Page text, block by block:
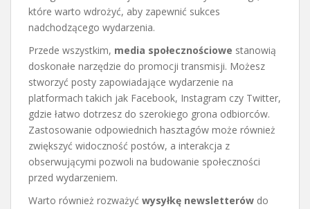
które warto wdrożyć, aby zapewnić sukces
nadchodzącego wydarzenia.
Przede wszystkim, media społecznościowe stanowią
doskonałe narzędzie do promocji transmisji. Możesz
stworzyć posty zapowiadające wydarzenie na
platformach takich jak Facebook, Instagram czy Twitter,
gdzie łatwo dotrzesz do szerokiego grona odbiorców.
Zastosowanie odpowiednich hasztagów może również
zwiększyć widoczność postów, a interakcja z
obserwującymi pozwoli na budowanie społeczności
przed wydarzeniem.
Warto również rozważyć wysyłkę newsletterów do